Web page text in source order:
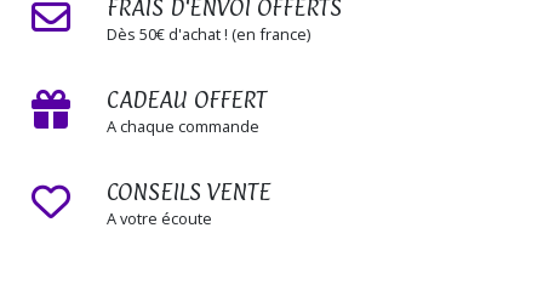
FRAIS D'ENVOI OFFERTS
Dès 50€ d'achat ! (en france)
CADEAU OFFERT
A chaque commande
CONSEILS VENTE
A votre écoute
Gamme
(1)